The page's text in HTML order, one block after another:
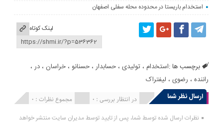
استخدام باریستا در محدوده محله سفلی اصفهان
لینک کوتاه
برچسب ها :استخدام ،تولیدی ،حسابدار ،حسنانو ،خراسان ،در ،
راننده ، رضوی ، لیفتراک
ارسال نظر شما
مجموع نظرات : 0 در انتظار بررسی : 0 انتشار یافته : 0
نظرات ارسال شده توسط شما، پس از تایید توسط مدیران سایت منتشر خواهد